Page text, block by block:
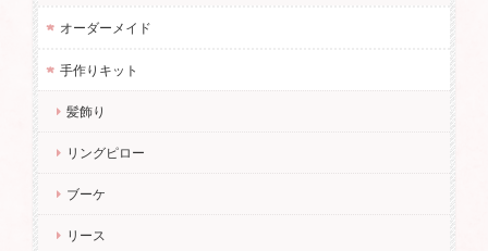
オーダーメイド
手作りキット
髪飾り
リングピロー
ブーケ
リース